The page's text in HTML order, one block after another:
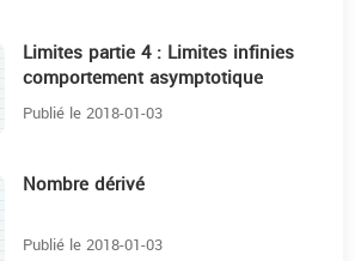
Limites partie 4 : Limites infinies
comportement asymptotique
Publié le 2018-01-03
Nombre dérivé
Publié le 2018-01-03